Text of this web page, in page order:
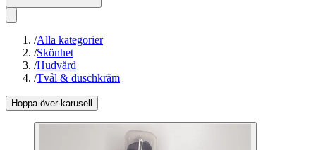
/Alla kategorier
/Skönhet
/Hudvård
/Tvål & duschkräm
Hoppa över karusell